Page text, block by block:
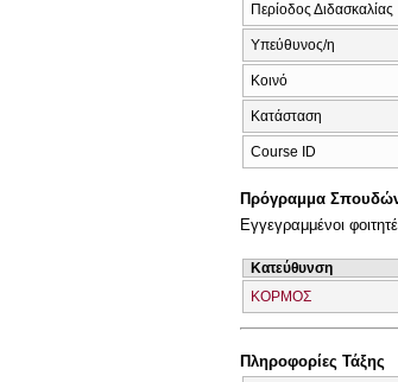
Περίοδος Διδασκαλίας
Υπεύθυνος/η
Κοινό
Κατάσταση
Course ID
Πρόγραμμα
Εγγεγραμμένοι
Κατεύθυνση
ΚΟΡΜΟΣ
Πληροφορίες Τάξης